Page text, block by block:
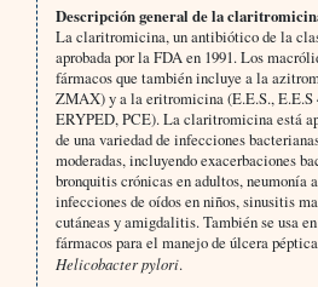
Descripción general de la
La claritromicina, un antibiótico de la
aprobada por la FDA en 1991. Los
fármacos que también incluye a la
ZMAX) y a la eritromicina (E.E.S., E.E.S
ERYPED, PCE). La claritromicina está
de una variedad de infecciones
moderadas, incluyendo exacerbaciones
bronquitis crónicas en adultos, neumonía
infecciones de oídos en niños, sinusitis
cutáneas y amigdalitis. También se usa
fármacos para el manejo de úlcera
Helicobacter pylori.